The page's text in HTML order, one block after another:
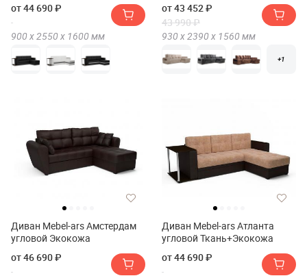
от 44 690 ₽
900 х2550 х 1600 мм
от 43 452 ₽
43 990 ₽
930 х2390 х 1560 мм
+1
Диван Mebel-ars Амстердам
угловой Экокожа
от 46 690 ₽
Диван Mebel-ars Атланта
угловой Ткань+Экокожа
от 44 690 ₽